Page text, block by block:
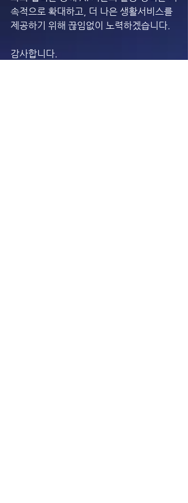
속적으로 확대하고, 더 나은 생활서비스를
제공하기 위해 끊임없이 노력하겠습니다.
감사합니다.